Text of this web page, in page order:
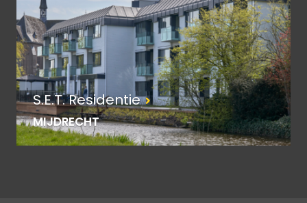
S.E.T. Residentie
MIJDRECHT